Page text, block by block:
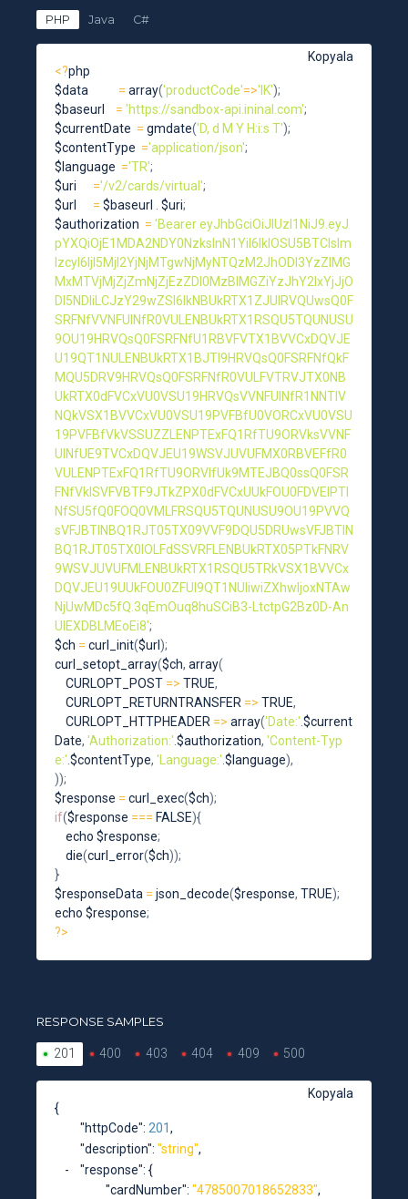
PHP Java C#
Kopyala
<?php
$data = array('productCode'=>'IK');
$baseurl = 'https://sandbox-api.ininal.com';
$currentDate = gmdate('D, d M Y H:i:s T');
$contentType ='application/json';
$language ='TR';
$uri ='/v2/cards/virtual';
$url = $baseurl . $uri;
$authorization = 'Bearer eyJhbGciOiJIUzI1NiJ9.eyJ
pYXQiOjE1MDA2NDY0NzksInN1YiI6IklOSU5BTCIsIm
lzcyI6IjI5MjI2YjNjMTgwNjMyNTQzM2JhODI3YzZlMG
MxMTVjMjZjZmNjZjEzZDI0MzBlMGZiYzJhY2IxYjJjO
DI5NDIiLCJzY29wZSI6IkNBUkRTX1ZJUlRVQUwsQ0F
SRFNfVVNFUlNfR0VULENBUkRTX1RSQU5TQUNUSU
9OU19HRVQsQ0FSRFNfU1RBVFVTX1BVVCxDQVJE
U19QT1NULENBUkRTX1BJTl9HRVQsQ0FSRFNfQkF
MQU5DRV9HRVQsQ0FSRFNfR0VULFVTRVJTX0NB
UkRTX0dFVCxVU0VSU19HRVQsVVNFUlNfR1NNTlV
NQkVSX1BVVCxVU0VSU19PVFBfU0VORCxVU0VSU
19PVFBfVkVSSUZZLENPTExFQ1RfTU9ORVksVVNF
UlNfUE9TVCxDQVJEU19WSVJUVUFMX0RBVEFfR0
VULENPTExFQ1RfTU9ORVlfUk9MTEJBQ0ssQ0FSR
FNfVklSVFVBTF9JTkZPX0dFVCxUUkFOU0FDVElPTl
NfSU5fQ0FOQ0VMLFRSQU5TQUNUSU9OU19PVVQ
sVFJBTlNBQ1RJT05TX09VVF9DQU5DRUwsVFJBTlN
BQ1RJT05TX0lOLFdSSVRFLENBUkRTX05PTkFNRV
9WSVJUVUFMLENBUkRTX1RSQU5TRkVSX1BVVCx
DQVJEU19UUkFOU0ZFUl9QT1NUIiwiZXhwIjoxNTAw
NjUwMDc5fQ.3qEmOuq8huSCiB3-LtctpG2Bz0D-An
UlEXDBLMEoEi8';
$ch = curl_init($url );
curl_setopt_array($ch, array(
    CURLOPT_POST
=> TRUE,
    CURLOPT_RETURNTRANSFER
=> TRUE,
    CURLOPT_HTTPHEADER
=> array('Date:'.$current
Date, 'Authorization:'.$authorization, 'Content-Typ
e:'.$contentType, 'Language:'.$language),
));
$response = curl_exec($ch);
if($response === FALSE){
    echo $response
;
die(curl_error($ch));
}
$responseData = json_decode($response, TRUE);
echo $response;
?>
RESPONSE SAMPLES
201 400 403 404 409 500
Kopyala
{
"httpCode": 201,
"description": "string",
"response": {
"cardNumber": "4785007018652833",